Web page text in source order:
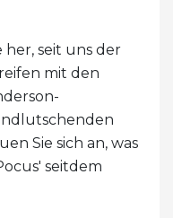
her, seit uns der
mit den
Sie sich an, was
seitdem